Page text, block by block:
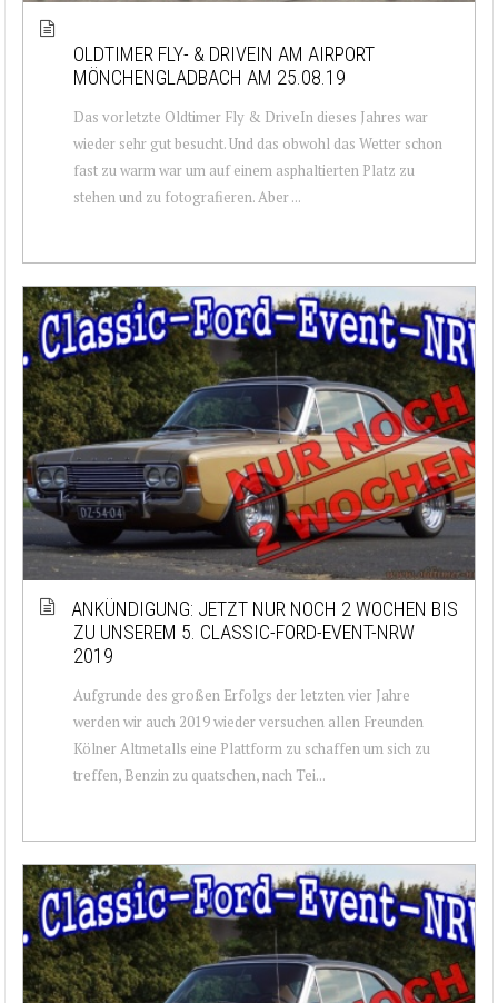
OLDTIMER FLY- & DRIVEIN AM AIRPORT
MÖNCHENGLADBACH AM 25.08.19
Das vorletzte Oldtimer Fly & DriveIn dieses Jahres war
wieder sehr gut besucht. Und das obwohl das Wetter schon
fast zu warm war um auf einem asphaltierten Platz zu
stehen und zu fotografieren. Aber ...
ANKÜNDIGUNG: JETZT NUR NOCH 2 WOCHEN BIS
ZU UNSEREM 5. CLASSIC-FORD-EVENT-NRW
2019
Aufgrunde des großen Erfolgs der letzten vier Jahre
werden wir auch 2019 wieder versuchen allen Freunden
Kölner Altmetalls eine Plattform zu schaffen um sich zu
treffen, Benzin zu quatschen, nach Tei...